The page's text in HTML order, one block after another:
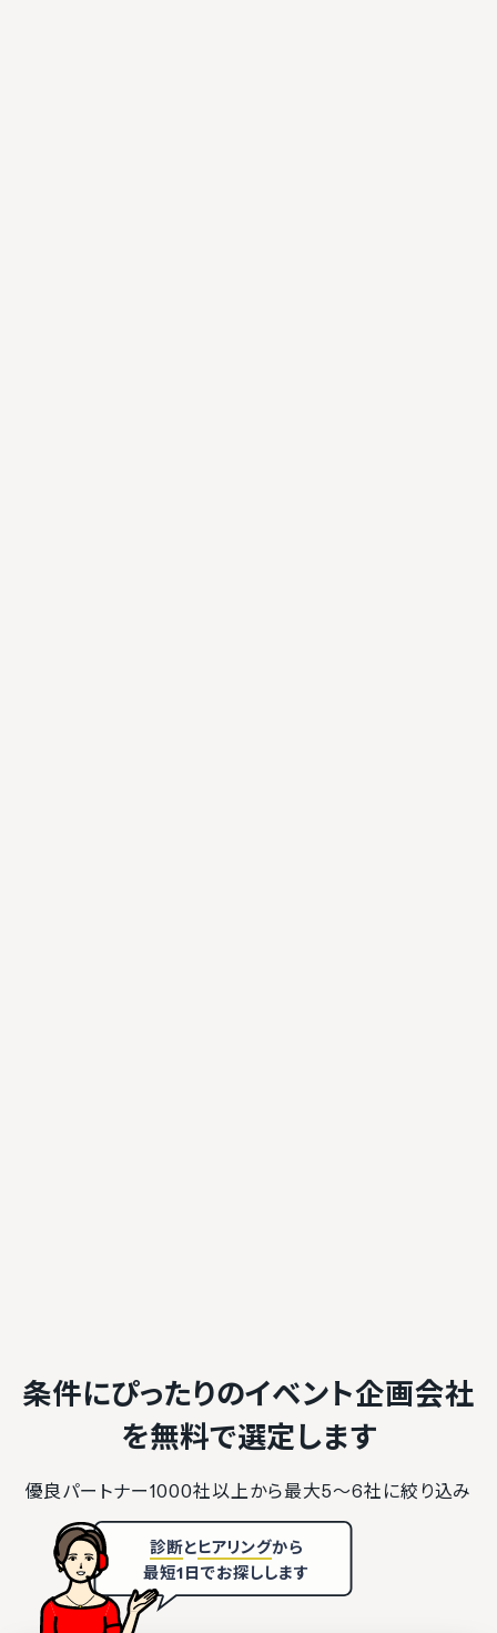
条件にぴったりのイベント企画会社
を無料で選定します
優良パートナー1000社以上から最大5〜6社に絞り込み
診断とヒアリングから
最短1日でお探しします